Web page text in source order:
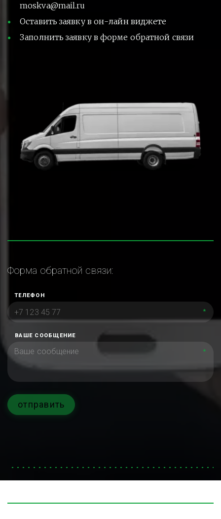
moskva@mail.ru
Оставить заявку в он-лайн виджете
Заполнить заявку в форме обратной связи
Форма обратной связи:
ТЕЛЕФОН
*
ВАШЕ СООБЩЕНИЕ
*
отправить